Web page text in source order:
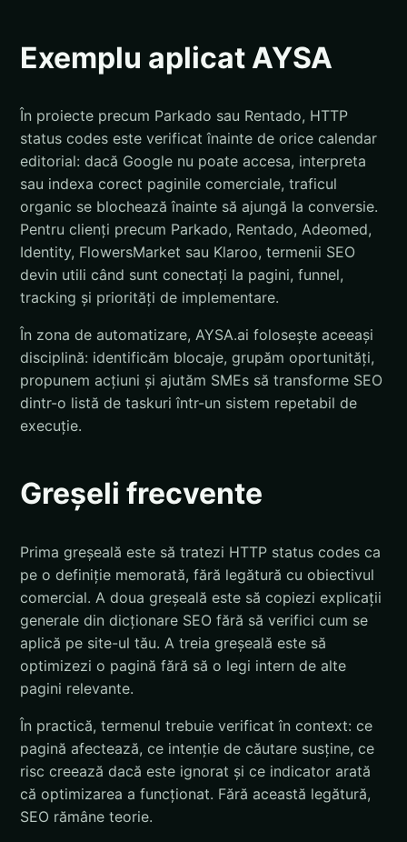
Exemplu aplicat AYSA
În proiecte precum Parkado sau Rentado, HTTP
status codes este verificat înainte de orice calendar
editorial: dacă Google nu poate accesa, interpreta
sau indexa corect paginile comerciale, traficul
organic se blochează înainte să ajungă la conversie.
Pentru clienți precum Parkado, Rentado, Adeomed,
Identity, FlowersMarket sau Klaroo, termenii SEO
devin utili când sunt conectați la pagini, funnel,
tracking și priorități de implementare.
În zona de automatizare, AYSA.ai folosește aceeași
disciplină: identificăm blocaje, grupăm oportunități,
propunem acțiuni și ajutăm SMEs să transforme SEO
dintr-o listă de taskuri într-un sistem repetabil de
execuție.
Greșeli frecvente
Prima greșeală este să tratezi HTTP status codes ca
pe o definiție memorată, fără legătură cu obiectivul
comercial. A doua greșeală este să copiezi explicații
generale din dicționare SEO fără să verifici cum se
aplică pe site-ul tău. A treia greșeală este să
optimizezi o pagină fără să o legi intern de alte
pagini relevante.
În practică, termenul trebuie verificat în context: ce
pagină afectează, ce intenție de căutare susține, ce
risc creează dacă este ignorat și ce indicator arată
că optimizarea a funcționat. Fără această legătură,
SEO rămâne teorie.